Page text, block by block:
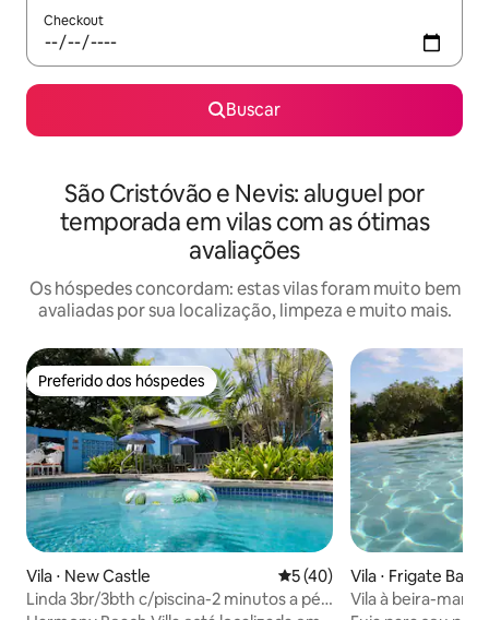
Checkout
Buscar
São Cristóvão e Nevis: aluguel por
temporada em vilas com as ótimas
avaliações
Os hóspedes concordam: estas vilas foram muito bem
avaliadas por sua localização, limpeza e muito mais.
Preferido dos hóspedes
Preferido dos hóspedes
Vila ⋅ New Castle 5 de uma avaliação média
5 (40)
Linda 3br/3bth c/piscina-2 minutos a pé
Vila ⋅ Frigate Bay
Vila à beira-mar